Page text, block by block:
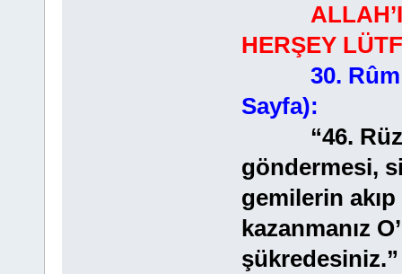
HERŞEY
30.
Sayfa):
“46.
göndermesi,
gemilerin
kazanmanız
şükredesiniz.”